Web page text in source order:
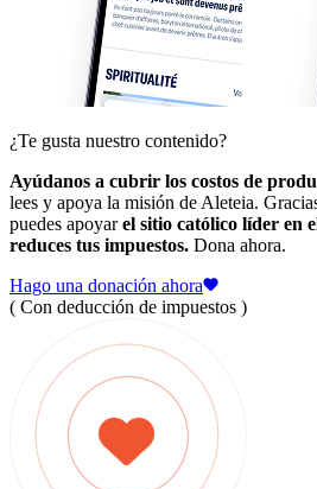
¿Te gusta nuestro contenido?
Ayúdanos a cubrir los costos de
lees y apoya la misión de Aleteia.
puedes apoyarel sitio católico líder en
reduces tus impuestos. Dona ahora.
Hago una donación ahora
( Con deducción de impuestos )